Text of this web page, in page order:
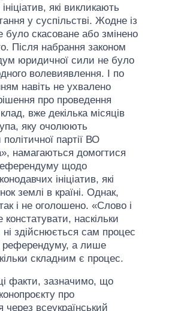
які викликають
у суспільстві. Жодне із
було скасоване або змінено
Після набрання законом
юридичної сили не було
волевиявлення. І по
навіть не ухвалено
про проведення
вже декілька місяців
яку очолюють
партії ВО
намагаються домогтися
щодо
ініціатив, які
землі в країні. Однак,
і не оголошено. «Слово і
наскільки
здійснюється сам процес
референдуму, а лише
складним є процес.
факти, зазначимо, що
про
через всеукраїнський